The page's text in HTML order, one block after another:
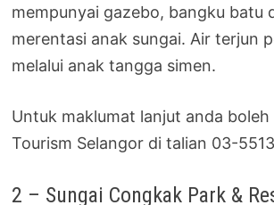
mempunyai gazebo, bangku batu
merentasi anak sungai. Air terjun
melalui anak tangga simen.
Untuk maklumat lanjut anda
Tourism Selangor di talian 03-
2 – Sungai Congkak Park &